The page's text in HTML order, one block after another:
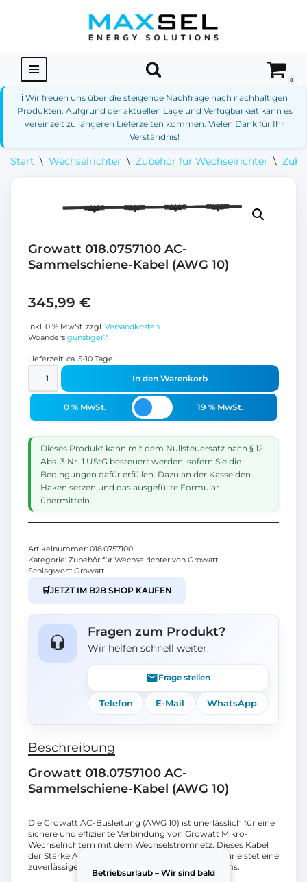
Betriebsurlaub – Wir sind bald
springen
0
ℹ️ Wir freuen uns über die steigende Nachfrage nach nachhaltigen
Produkten. Aufgrund der aktuellen Lage und Verfügbarkeit kann es
vereinzelt zu längeren Lieferzeiten kommen. Vielen Dank für Ihr
Verständnis!
Start \ Wechselrichter \ Zubehör für Wechselrichter \
Growatt 018.0757100 AC-
Sammelschiene-Kabel (AWG 10)
345,99 €
inkl. 0 % MwSt. zzgl. Versandkosten
Woanders günstiger?
Lieferzeit: ca. 5-10 Tage
In den Warenkorb
0 % MwSt. 19 % MwSt.
Dieses Produkt kann mit dem Nullsteuersatz nach § 12
Abs. 3 Nr. 1 UStG besteuert werden, sofern Sie die
Bedingungen dafür erfüllen. Dazu an der Kasse den
Haken setzen und das ausgefüllte Formular
übermitteln.
Artikelnummer: 018.0757100
Kategorie: Zubehör für Wechselrichter von Growatt
Schlagwort: Growatt
🛒JETZT IM B2B SHOP KAUFEN
Fragen zum Produkt?
Wir helfen schnell weiter.
Frage stellen
Telefon E-Mail WhatsApp
Beschreibung
Growatt 018.0757100 AC-
Sammelschiene-Kabel (AWG 10)
Die Growatt AC-Busleitung (AWG 10) ist unerlässlich für eine
sichere und effiziente Verbindung von Growatt Mikro-
Wechselrichtern mit dem Wechselstromnetz. Dieses Kabel
der Stärke AWG 10 (American Wire Gauge) gewährleistet eine
zuverlässige Leitung des erzeugten Wechselstroms.